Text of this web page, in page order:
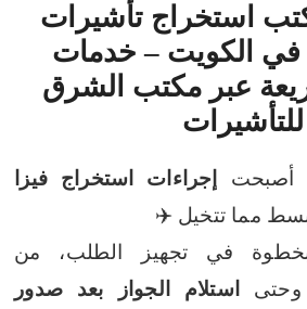
استخراج تأشيرات
في الكويت – خدمات
عبر مكتب الشرق
للتأشيرات
أصبحت
إجراءات استخراج فيزا
مما تتخيل ✈️
في تجهيز الطلب، من
وحتى
استلام الجواز بعد صدور